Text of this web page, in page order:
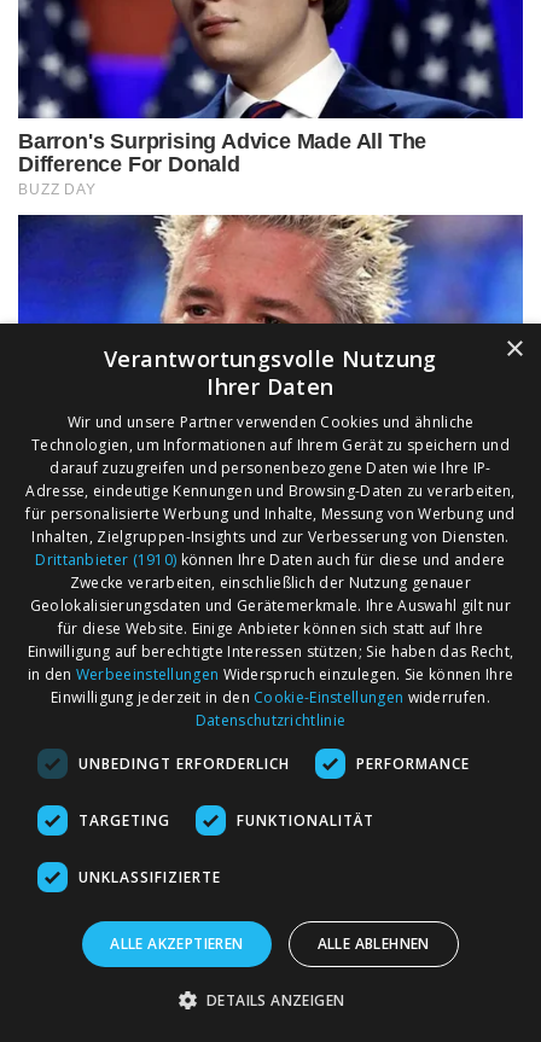
AGB
Impressum
Kontakt
Märkte nach Bundesländern
Märkte nach PLZ
Märkte nach Umkreis
Flohmarkt
×
Verantwortungsvolle Nutzung
Ihrer Daten
Wir und unsere Partner verwenden Cookies und ähnliche
Technologien, um Informationen auf Ihrem Gerät zu speichern und
darauf zuzugreifen und personenbezogene Daten wie Ihre IP-
Adresse, eindeutige Kennungen und Browsing-Daten zu verarbeiten,
für personalisierte Werbung und Inhalte, Messung von Werbung und
Inhalten, Zielgruppen-Insights und zur Verbesserung von Diensten.
Drittanbieter (1910) können Ihre Daten auch für diese und andere
Zwecke verarbeiten, einschließlich der Nutzung genauer
Geolokalisierungsdaten und Gerätemerkmale. Ihre Auswahl gilt nur
für diese Website. Einige Anbieter können sich statt auf Ihre
Einwilligung auf berechtigte Interessen stützen; Sie haben das Recht,
in den Werbeeinstellungen Widerspruch einzulegen. Sie können Ihre
Einwilligung jederzeit in den Cookie-Einstellungen widerrufen.
Datenschutzrichtlinie
UNBEDINGT ERFORDERLICH PERFORMANCE
TARGETING FUNKTIONALITÄT
UNKLASSIFIZIERTE
ALLE AKZEPTIEREN ALLE ABLEHNEN
DETAILS ANZEIGEN